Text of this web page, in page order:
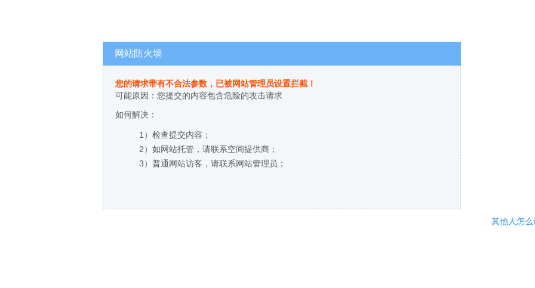
网站防火墙
您的请求带有不合法参数，已被网站管理员设置拦截！
可能原因：您提交的内容包含危险的攻击请求
如何解决：
1）检查提交内容；
2）如网站托管，请联系空间提供商；
3）普通网站访客，请联系网站管理员；
其他人怎么